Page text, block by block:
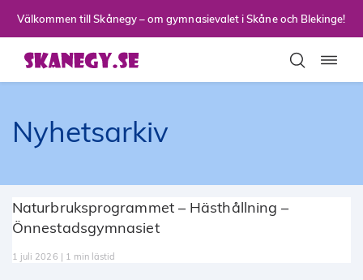
Välkommen till Skånegy – om gymnasievalet i Skåne och Blekinge!
Nyhetsarkiv
Naturbruksprogrammet – Hästhållning –
Önnestadsgymnasiet
1 juli 2026 | 1 min lästid